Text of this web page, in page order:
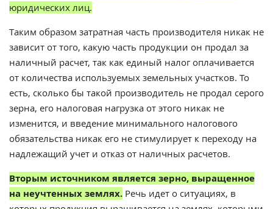
юридических лиц.
Таким образом затратная часть производителя никак не
зависит от того, какую часть продукции он продал за
наличный расчет, так как единый налог оплачивается
от количества используемых земельных участков. То
есть, сколько бы такой производитель не продал серого
зерна, его налоговая нагрузка от этого никак не
изменится, и введение минимального налогового
обязательства никак его не стимулирует к переходу на
надлежащий учет и отказ от наличных расчетов.
Вторым источником является зерно, выращенное
на неучтенных землях. Речь идет о ситуациях, в